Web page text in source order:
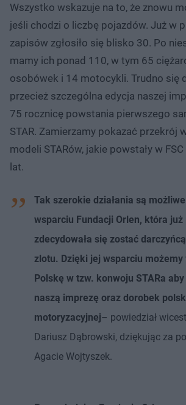
Wszystko wskazuje na to, że znowu
jeśli chodzi o liczbę pojazdów. Już w
zapisów zgłosiło się blisko 30. Po
mamy ich ponad 110, w tym 65
osobówek i 14 motocykli. Trudno się
przecież szczególna edycja naszej
75 rocznicę powstania pierwszego
STAR. Zamierzamy pokazać przekrój
modeli STARów, jakie powstały w
lat.
Tak szerokie działania są
wsparciu Fundacji Orlen, która już
zdecydowała się zostać
zlotu. Dzięki jej wsparciu możemy
Polskę w tzw. konwoju STARa
naszą imprezę oraz dorobek
motoryzacyjnej– powiedział
Dariusz Dąbrowski, dziękując za
Agacie Wojtyszek.